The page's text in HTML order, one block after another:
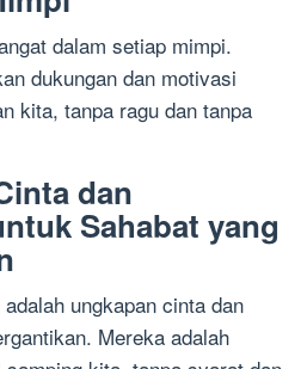
dalam setiap mimpi.
dukungan dan motivasi
kita, tanpa ragu dan tanpa
dan
Sahabat yang
ungkapan cinta dan
Mereka adalah